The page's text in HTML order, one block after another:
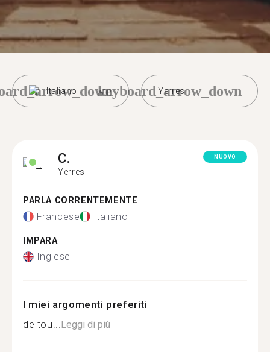
Italiano Yerres
keyboard_arrow_down
C.
Yerres
NUOVO
PARLA CORRENTEMENTE
Francese Italiano
IMPARA
Inglese
I miei argomenti preferiti
de tou...Leggi di più